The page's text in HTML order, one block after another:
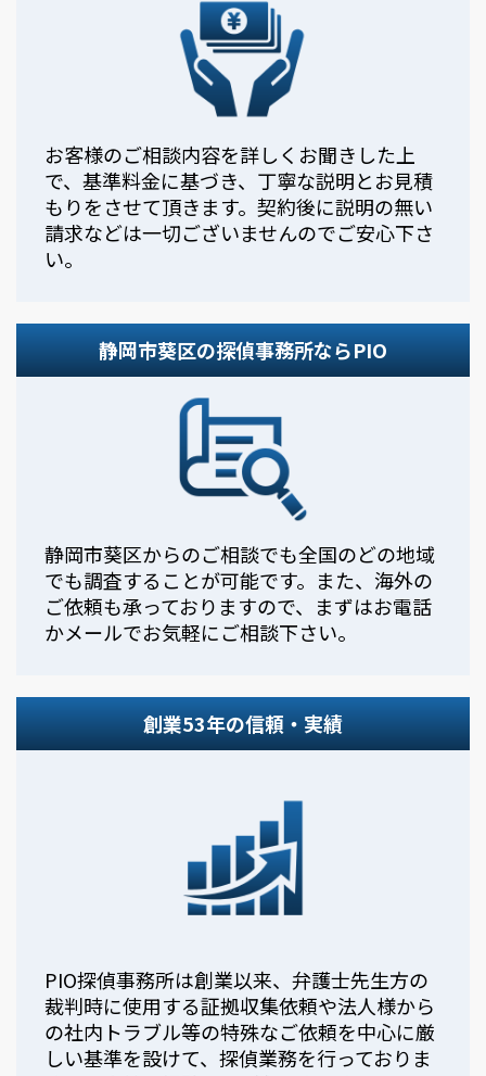
お客様のご相談内容を詳しくお聞きした上
で、基準料金に基づき、丁寧な説明とお見積
もりをさせて頂きます。契約後に説明の無い
請求などは一切ございませんのでご安心下さ
い。
静岡市葵区の探偵事務所ならPIO
静岡市葵区からのご相談でも全国のどの地域
でも調査することが可能です。また、海外の
ご依頼も承っておりますので、まずはお電話
かメールでお気軽にご相談下さい。
創業53年の信頼・実績
PIO探偵事務所は創業以来、弁護士先生方の
裁判時に使用する証拠収集依頼や法人様から
の社内トラブル等の特殊なご依頼を中心に厳
しい基準を設けて、探偵業務を行っておりま